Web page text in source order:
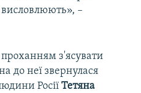
–
проханням з'ясувати
до неї звернулася
Росії Тетяна